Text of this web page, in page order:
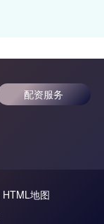
配资服务
HTML地图